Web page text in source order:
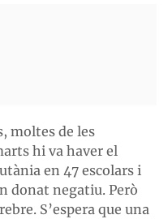
moltes de les
hi va haver el
en 47 escolars i
donat negatiu. Però
S’espera que una